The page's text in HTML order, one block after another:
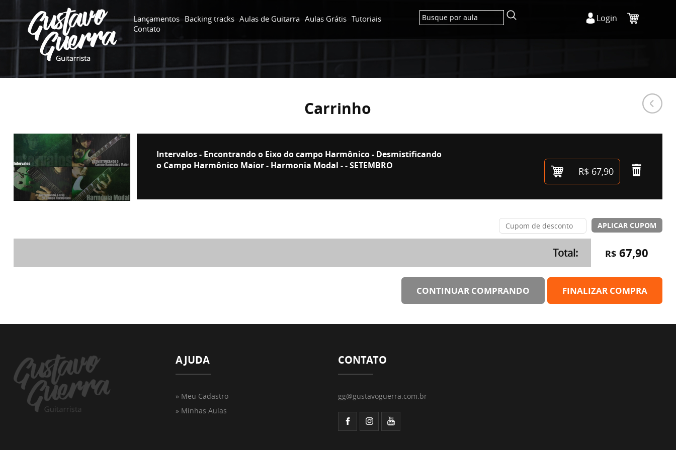
Lançamentos Backing tracks Aulas de Guitarra Aulas Grátis Tutoriais
Contato
Login
Carrinho
Intervalos - Encontrando o Eixo do campo Harmônico - Desmistificando
o Campo Harmônico Maior - Harmonia Modal - - SETEMBRO
R$ 67,90
Total: R$ 67,90
FINALIZAR COMPRA
CONTINUAR COMPRANDO
AJUDA
» Meu Cadastro
» Minhas Aulas
CONTATO
gg@gustavoguerra.com.br